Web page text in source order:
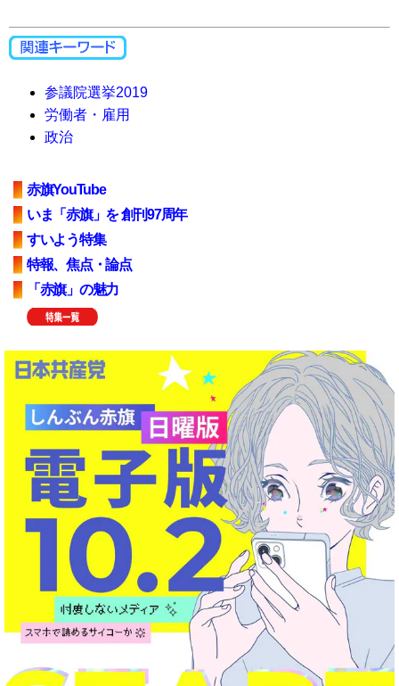
参議院選挙2019
労働者・雇用
政治
赤旗YouTube
いま「赤旗」を 創刊97周年
すいよう特集
特報、焦点・論点
「赤旗」の魅力